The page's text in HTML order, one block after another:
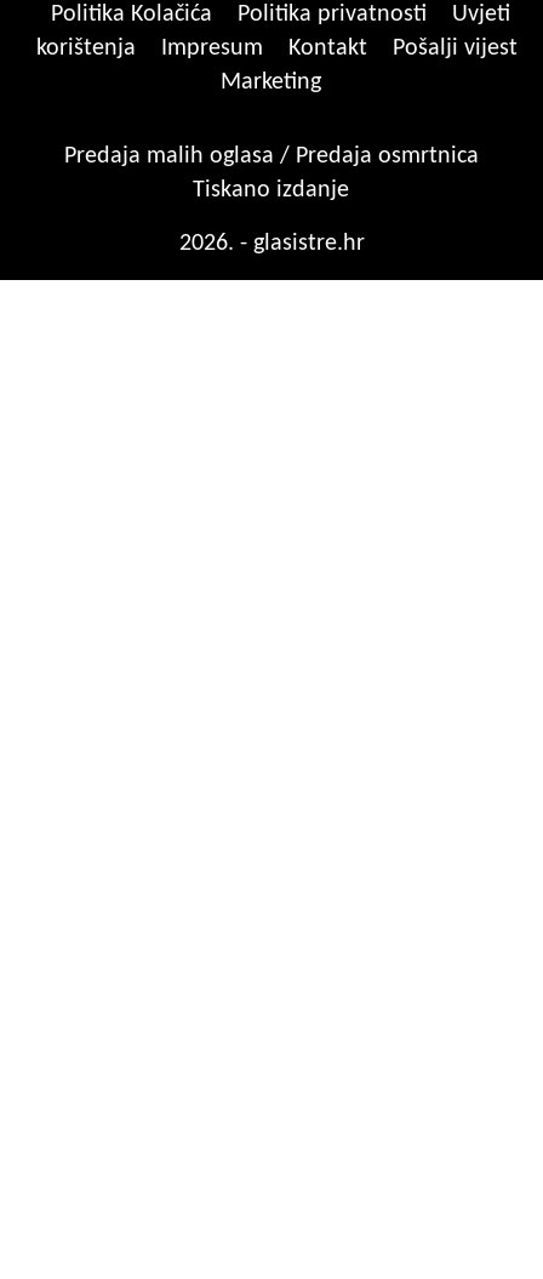
Politika Kolačića Politika privatnosti
Uvjeti
korištenja
Impresum Kontakt
Pošalji vijest
Marketing
Predaja malih oglasa / Predaja osmrtnica
Tiskano izdanje
2026. - glasistre.hr